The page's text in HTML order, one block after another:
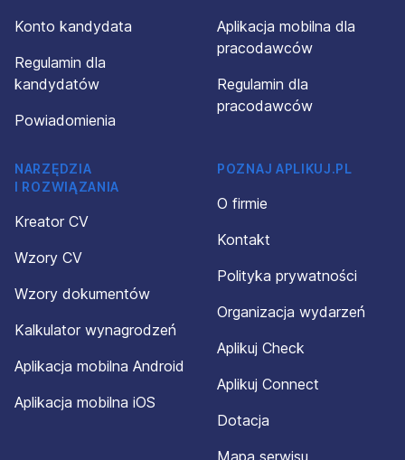
Konto kandydata
Regulamin dla
kandydatów
Powiadomienia
Aplikacja mobilna dla
pracodawców
Regulamin dla
pracodawców
NARZĘDZIA
I ROZWIĄZANIA
Kreator CV
Wzory CV
Wzory dokumentów
Kalkulator wynagrodzeń
Aplikacja mobilna Android
Aplikacja mobilna iOS
POZNAJ APLIKUJ.PL
O firmie
Kontakt
Polityka prywatności
Organizacja wydarzeń
Aplikuj Check
Aplikuj Connect
Dotacja
Mapa serwisu